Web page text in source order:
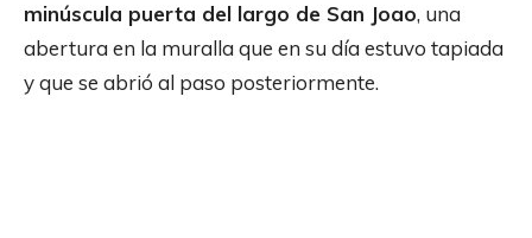
minúscula puerta del largo de San Joao, una
abertura en la muralla que en su día estuvo tapiada
y que se abrió al paso posteriormente.